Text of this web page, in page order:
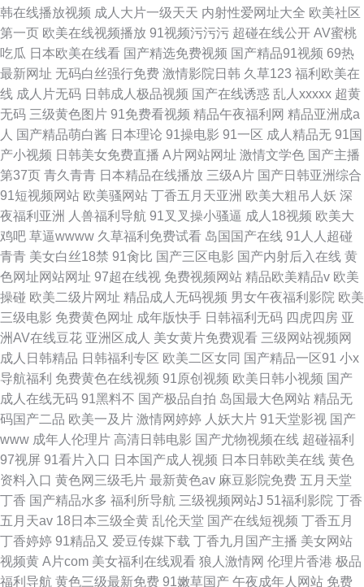
韩在线播放视频 成人大片一级天天 内射性爱网址大全 欧美社区
第一页 欧美在线视频播放 91视频污污污 超碰在线公开 AV蜜桃
吃瓜 日本欧美在线看 国产精选免费视频 国产精品91视频 69热
最新网址 无码白丝强行免费 激情影院日韩 久草123 福利欧美在
线 成人片无码 日韩成人极品视频 国产在线诱惑 乱人xxxxx 超黄
无码 三级黄色图片 91免费看视频 精品午夜福利网 精品亚洲成a
人 国产精品萌白酱 日本理论 91操电影 91一区 成人精品无 91国
产小视频 日韩美女免费直播 A片网站网址 激情文学色 国产主播
第37页 青久青青 日本精品在线播放 三级A片 国产日韩亚洲综合
91短视频网站 欧美骚网站 丁香五月天亚洲 欧美大粗吊人妖 深
夜福利亚洲
人兽福利导航 91叉叉操小骚逼 成人18视频 欧美大
鸡吧 草逼wwww 久草福利免费试看 岛国国产在线 91人人超碰
青青 美女白丝18禁 91肏比 国产三区电影 国产内射后入在线 黄
色网址网站网址 97超在线视 免费视频网站 精品欧美精品v 欧美
操碰 欧美二级片网址 精品成人无码视频 男女午夜福利影院 欧美
三级电影 免费黄色网址 成年版快手 日韩福利无码 四虎四房 亚
洲AV在线豆花 亚洲区成人 美女黄片免费观看 三级网站视频网
成人日韩精品 日韩福利专区 欧美二区女同 国产精品一区91 小x
导航福利 免费黄色在线视频 91原创视频 欧美日韩小视频 国产
成人在线无码 91黑料不 国产极品自拍 岛国最大色网站 精品无
码国产二品 欧美一及片 激情网婷婷 人妖大片 91天堂影视 国产
www 成年人伦理片 高清日韩电影 国产尤物视频在线 超碰福利
97视屏 91看片入口 日本国产成人视频 日本日韩欧美在线 黄色
资料入口 黄色网三级毛片 最新黄色av 麻豆影院免费 五月天堂
丁香 国产精品水多 福利所导航 三级视频网站J 51福利影院 丁香
五月天av 18日本三级全黄 乱伦天堂 国产在线短视频 丁香五月
丁香婷婷 91精品又 爱豆传媒下载 丁香九月国产主播 美女网站
视频黄 A片com 美女福利在线观看 狼人激情网 伦理片香港 极品
福利导航 黄色三级最新免费 91嫩草国产 午夜成年人网站 免费